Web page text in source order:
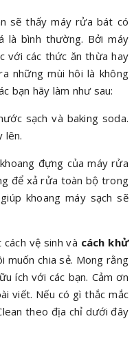
sẽ thấy máy rửa bát có
là bình thường. Bởi máy
với các thức ăn thừa hay
những mùi hôi là không
bạn hãy làm như sau:
sạch và baking soda.
lên.
đựng của máy rửa
để xả rửa toàn bộ trong
khoang máy sạch sẽ
vệ sinh và cách khử
muốn chia sẻ. Mong rằng
ích với các bạn. Cảm ơn
viết. Nếu có gì thắc mắc
theo địa chỉ dưới đây